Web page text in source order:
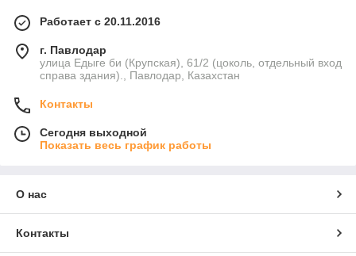
Работает с 20.11.2016
г. Павлодар
улица Едыге би (Крупская), 61/2 (цоколь, отдельный вход
справа здания)., Павлодар, Казахстан
Контакты
Сегодня выходной
Показать весь график работы
О нас
Контакты